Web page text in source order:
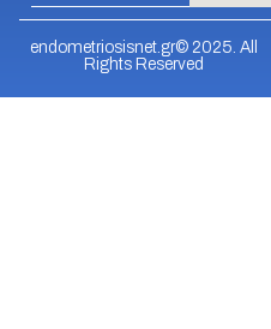
endometriosisnet.gr© 2025. All
Rights Reserved